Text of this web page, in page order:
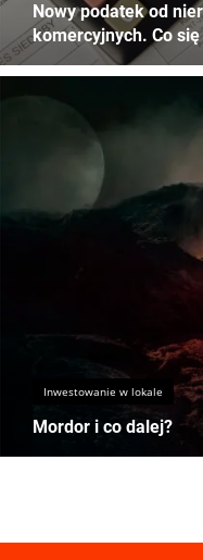
Nowy podatek od
komercyjnych. Co
Inwestowanie w lokale
Mordor i co dalej?